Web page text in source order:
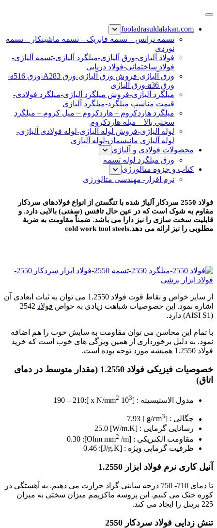
پرش
محتوا
نبشی فولادی-ناودانی فولادی-قیمت ورق-قیمت فولاد
fooladrasuldalakan.com
تسمه ترانس – تسمه فابریک – تسمه ماشینکار – تسمه
نوردی
فولاد آلیاژی-ورق آلیاژی-میلگرد آلیاژی-تسمه آلیاژی-
فولاد ساختمانی-فولاد دریایی
ورق آلیاژی-فروش ورق آلیاژی-ورق A283-ورق a516-
ورق a36-ورق آلیاژی
میلگرد آلیاژی-فروش میلگرد آلیاژی-میلگرد فولادی-
قیمت مناسب میلگرد-میلگرد آلیاژی
میلگرد هاردکروم – هاردکروم – میل کروم – میلگرد
سختی بالا – میله هاردکروم
لوله آلیاژی-فروش لوله آلیاژی-لوله فولادی آلیاژی-
لوله آلیاژی مانیسمان-لوله آلیاژی
محصولات فولادی و آلیاژی
ورق میلگرد لوله تسمه
کتاب و جزوه متالورژی
نرم افزار- مهندسی متالورژی
فولاد 2550 سردکار آلیاژ شده با تنگستن از انواع فولادهای سردکار
مقاوم به شوک است که در عین حال تافنس (سفتی) بالایی دارد. و
قابلیت سخت سازی را نیز دارا می باشد. ضمناً مقاومت به ضربۀ
مطلوبی را نیز ارائه می دهد.cold work tool steels
از سایر خواص و نقاط قوت فولاد 1.2550 می توان به ثبات ابعادی آن
اشاره نمود. این خصوصیات شباهت زیادی به خواص فولاد 2542
(AISI S1) دارد.
با تمام این محاسن می توان مقاومت به سایش خوب را هم اضافه
نمود. به دلیل برخورداری از همین ویژگی های خوب است که خرید
فولاد 1.2550 همیشه مورد توجه بوده است.
خصوصیات فیزیکی فولاد 1.2550 (مقدار متوسط در دمای
اتاق)
مدول الاستیسیته : [103
2
]:190 – 210
چگالی : [g/cm3
] 7.93
رسانایی گرمایی : [W/m.K] 25.0
مقاومت الکتریکی : [Ohm mm
2 /m]: 0.30
ظرفیت گرمایی ویژه : [J/g.K]: 0.46
آنیل کاری نرم فولاد ابزار 1.2550
تا دمای 710- 750 درجه سانتی گراد حرارت می دهیم. به آهستگی در
کوره خنک می کنیم. این پروسه ماکزیمم میزان سختی به میزان
225 برینل را ایجاد می کند.
تنش زدایی فولاد سردکار 2550